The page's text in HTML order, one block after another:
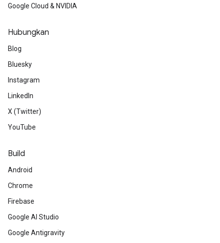
Google Cloud & NVIDIA
Hubungkan
Blog
Bluesky
Instagram
LinkedIn
X (Twitter)
YouTube
Build
Android
Chrome
Firebase
Google AI Studio
Google Antigravity